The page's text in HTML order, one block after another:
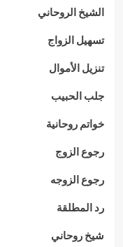
الشيخ الروحاني
تسهيل الزواج
تنزيل الأموال
جلب الحبيب
خواتم روحانية
رجوع الزوج
رجوع الزوجه
رد المطلقة
شيخ روحاني